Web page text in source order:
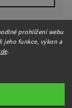
prohlížení webu
jeho funkce, výkon a
.